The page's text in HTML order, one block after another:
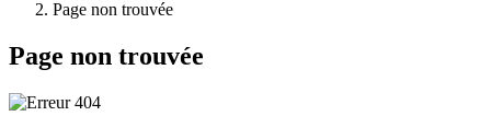
Page non trouvée
Page non trouvée